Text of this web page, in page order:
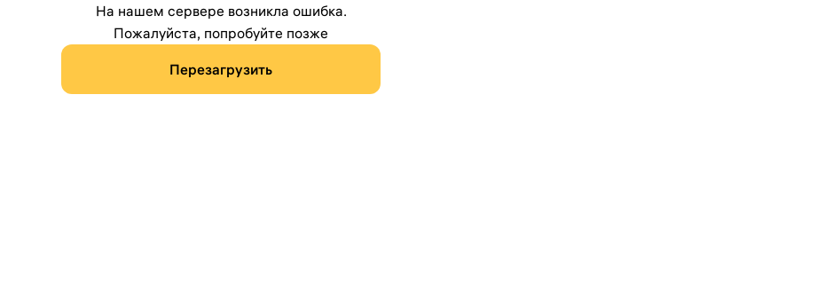
На нашем сервере возникла ошибка.
Пожалуйста, попробуйте позже
Перезагрузить